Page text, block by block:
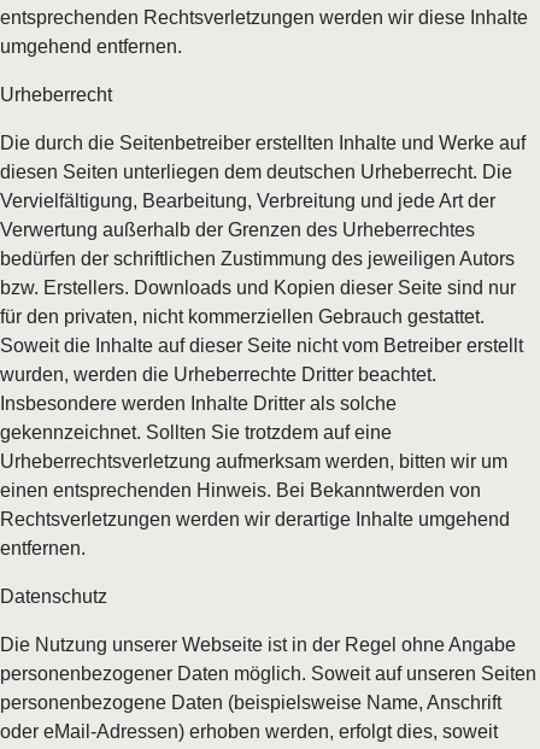
entsprechenden Rechtsverletzungen werden wir diese Inhalte
umgehend entfernen.
Urheberrecht
Die durch die Seitenbetreiber erstellten Inhalte und Werke auf
diesen Seiten unterliegen dem deutschen Urheberrecht. Die
Vervielfältigung, Bearbeitung, Verbreitung und jede Art der
Verwertung außerhalb der Grenzen des Urheberrechtes
bedürfen der schriftlichen Zustimmung des jeweiligen Autors
bzw. Erstellers. Downloads und Kopien dieser Seite sind nur
für den privaten, nicht kommerziellen Gebrauch gestattet.
Soweit die Inhalte auf dieser Seite nicht vom Betreiber erstellt
wurden, werden die Urheberrechte Dritter beachtet.
Insbesondere werden Inhalte Dritter als solche
gekennzeichnet. Sollten Sie trotzdem auf eine
Urheberrechtsverletzung aufmerksam werden, bitten wir um
einen entsprechenden Hinweis. Bei Bekanntwerden von
Rechtsverletzungen werden wir derartige Inhalte umgehend
entfernen.
Datenschutz
Die Nutzung unserer Webseite ist in der Regel ohne Angabe
personenbezogener Daten möglich. Soweit auf unseren Seiten
personenbezogene Daten (beispielsweise Name, Anschrift
oder eMail-Adressen) erhoben werden, erfolgt dies, soweit